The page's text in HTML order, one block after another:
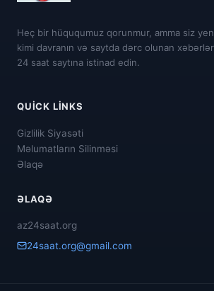
Heç bir hüququmuz qorunmur, amma siz
kimi davranın və saytda dərc olunan
24 saat saytına istinad edin.
QUICK LINKS
Gizlilik Siyasəti
Məlumatların Silinməsi
Əlaqə
ƏLAQƏ
az24saat.org
24saat.org@gmail.com